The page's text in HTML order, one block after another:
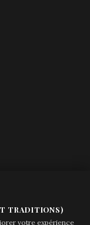
TRADITIONS)
votre expérience